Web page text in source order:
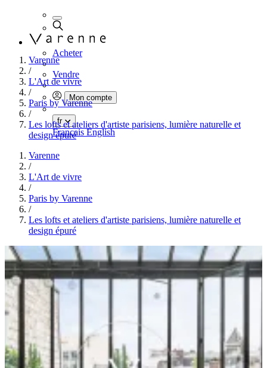
Acheter
Vendre
Mon compte
fr
FrançaisEnglish
Varenne
/
L'Art de vivre
/
Paris by Varenne
/
Les lofts et ateliers d'artiste parisiens, lumière naturelle et
design épuré
Varenne
/
L'Art de vivre
/
Paris by Varenne
/
Les lofts et ateliers d'artiste parisiens, lumière naturelle et
design épuré